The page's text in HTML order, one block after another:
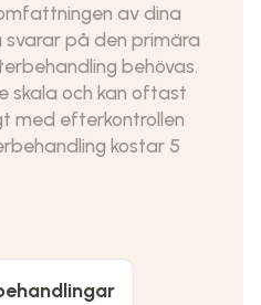
av dina
svarar på den primära
behövas.
skala och kan oftast
med efterkontrollen
kostar 5